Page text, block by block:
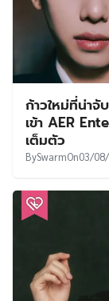
ก้าวใหม่ที่น่า
เข้า AER
เต็มตัว
BySwarmOn03/